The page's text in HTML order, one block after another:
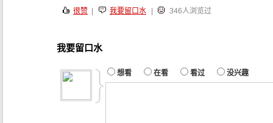
很赞 我要留口水 346人浏览过
我要留口水
想看 在看 看过 没兴趣